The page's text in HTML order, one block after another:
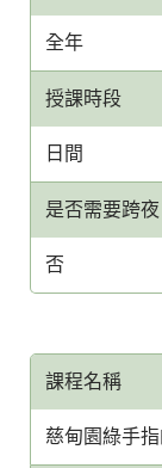
全年
授課時段
日間
是否需要跨夜
否
課程名稱
慈甸園綠手